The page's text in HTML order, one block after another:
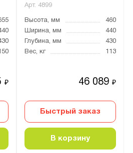
150
₽
Арт. 4899
Высота, мм
460
Ширина, мм
440
Глубина, мм
430
Вес, кг
113
46 089₽
Быстрый заказ
В корзину